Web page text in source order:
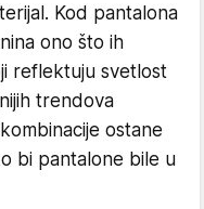
Kod pantalona
ono što ih
reflektuju svetlost
trendova
ostane
bi pantalone bile u